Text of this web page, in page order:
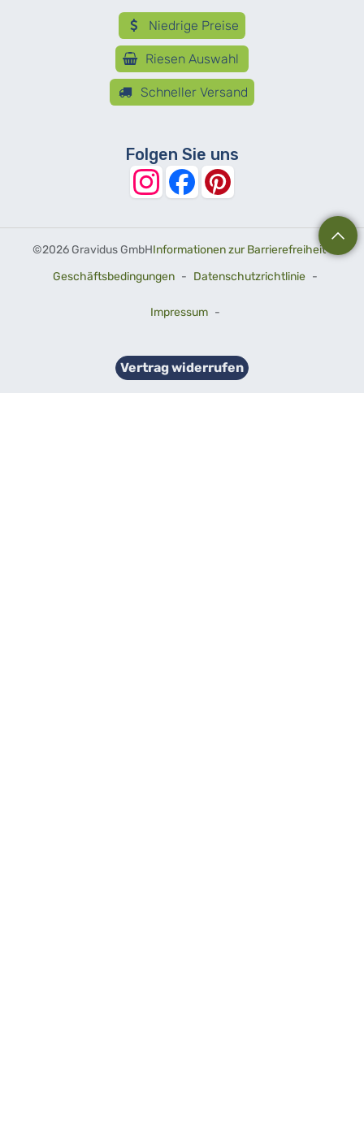
Niedrige Preise
Riesen Auswahl
Schneller Versand
Folgen Sie uns
©2026 Gravidus GmbHInformationen zur Barrierefreiheit-
Geschäftsbedingungen - Datenschutzrichtlinie -
Impressum -
Vertrag widerrufen